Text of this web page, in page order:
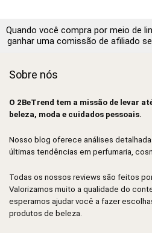
Quando você compra por meio de
ganhar uma comissão de afiliado
Sobre nós
O 2BeTrend tem a missão de levar
beleza, moda e cuidados pessoais.
Nosso blog oferece análises
últimas tendências em perfumaria,
Todas os nossos reviews são feitos
Valorizamos muito a qualidade do
esperamos ajudar você a fazer
produtos de beleza.